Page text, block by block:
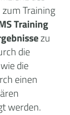
Training
Training
zu
die
die
einen
werden.